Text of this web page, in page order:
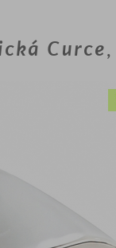
Curce